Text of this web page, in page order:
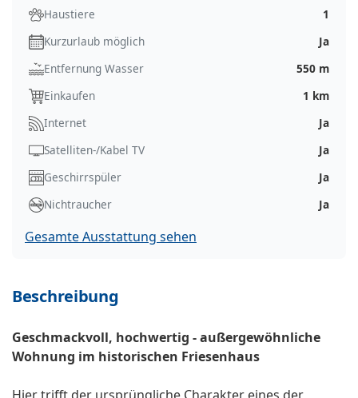
Haustiere
1
Kurzurlaub möglich
Ja
Entfernung Wasser
550 m
Einkaufen
1 km
Internet
Ja
Satelliten-/Kabel TV
Ja
Geschirrspüler
Ja
Nichtraucher
Ja
Gesamte Ausstattung sehen
Beschreibung
Geschmackvoll, hochwertig - außergewöhnliche
Wohnung im historischen Friesenhaus